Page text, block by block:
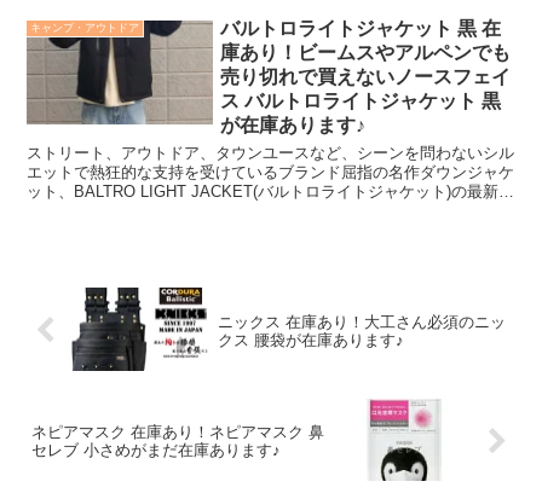
キャンプ・アウトドア
バルトロライトジャケット 黒 在
庫あり！ビームスやアルペンでも
売り切れで買えないノースフェイ
ス バルトロライトジャケット 黒
が在庫あります♪
ストリート、アウトドア、タウンユースなど、シーンを問わないシル
エットで熱狂的な支持を受けているブランド屈指の名作ダウンジャケ
ット、BALTRO LIGHT JACKET(バルトロライトジャケット)の最新作
ニックス 在庫あり！大工さん必須のニッ
クス 腰袋が在庫あります♪
ネピアマスク 在庫あり！ネピアマスク 鼻
セレブ 小さめがまだ在庫あります♪